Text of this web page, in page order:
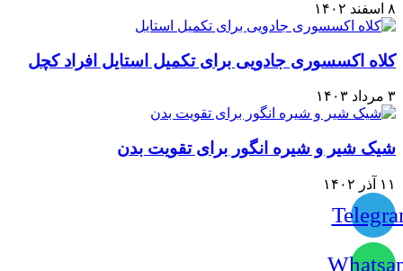
۸ اسفند ۱۴۰۲
کلاه اکسسوری جادویی برای تکمیل استایل افراد کچل
۳ مرداد ۱۴۰۳
شیک شیر و شیره انگور برای تقویت بدن
۱۱ آذر ۱۴۰۲